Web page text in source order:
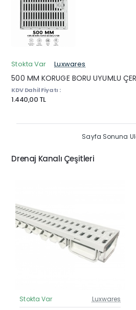
Stokta Var Luxwares
500 MM KORUGE BORU UYUMLU
KDV Dahil Fiyatı :
1.440,00 TL
Sayfa Sonuna
Drenaj Kanalı Çeşitleri
Güncel Fiyat
Stokta Var Luxwares